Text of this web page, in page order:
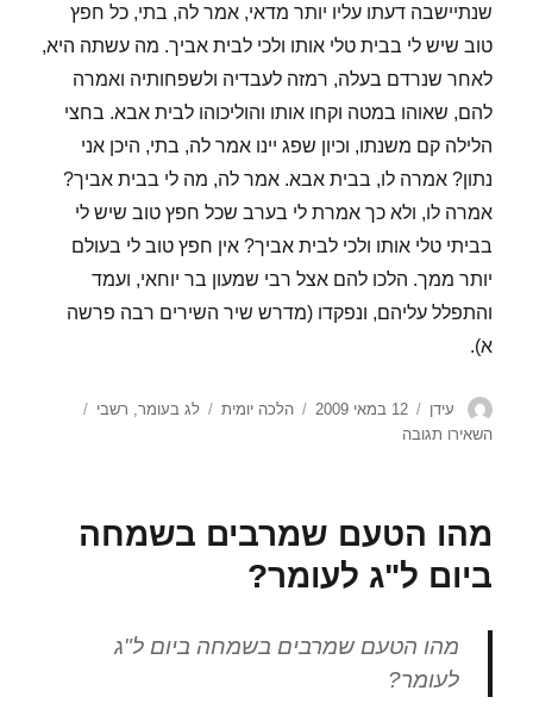
שנתיישבה דעתו עליו יותר מדאי, אמר לה, בתי, כל חפץ
טוב שיש לי בבית טלי אותו ולכי לבית אביך. מה עשתה היא,
לאחר שנרדם בעלה, רמזה לעבדיה ולשפחותיה ואמרה
להם, שאוהו במטה וקחו אותו והוליכוהו לבית אבא. בחצי
הלילה קם משנתו, וכיון שפג יינו אמר לה, בתי, היכן אני
נתון? אמרה לו, בבית אבא. אמר לה, מה לי בבית אביך?
אמרה לו, ולא כך אמרת לי בערב שכל חפץ טוב שיש לי
בביתי טלי אותו ולכי לבית אביך? אין חפץ טוב לי בעולם
יותר ממך. הלכו להם אצל רבי שמעון בר יוחאי, ועמד
והתפלל עליהם, ונפקדו (מדרש שיר השירים רבה פרשה
א).
מחבר
עידן
פורסם
בתאריך
12 במאי 2009 קטגוריות
הלכה יומית תגיות
לג בעומר רשבי
השאירו תגובה
שמעון
בר
יוחאי
מהו הטעם שמרבים בשמחה
ביום ל"ג לעומר?
מהו הטעם שמרבים בשמחה ביום ל"ג
לעומר?